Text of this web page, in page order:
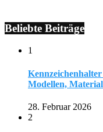
Beliebte Beiträge
1
Modellen,
28. Februar 2026
2